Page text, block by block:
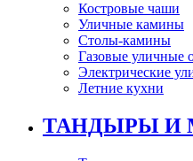
Костровые чаши
Уличные камины
Столы-камины
Газовые уличные
Электрические
Летние кухни
ТАНДЫРЫ И